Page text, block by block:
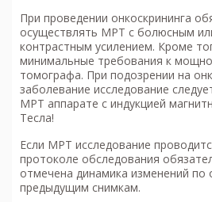
При проведении онкоскрининга
осуществлять МРТ с болюсным
контрастным усилением. Кроме
минимальные требования к
томографа. При подозрении на
заболевание исследование
МРТ аппарате с индукцией
Тесла!
Если МРТ исследование
протоколе обследования
отмечена динамика изменений
предыдущим снимкам.